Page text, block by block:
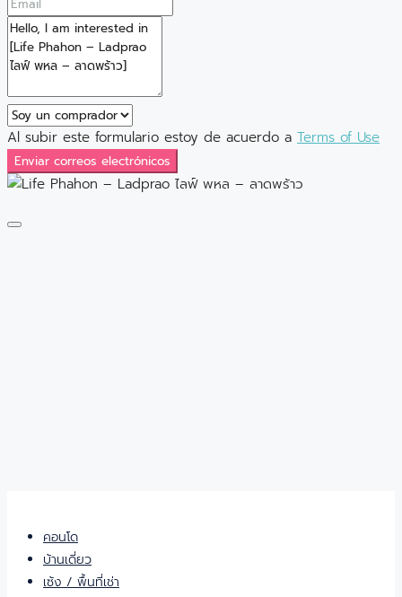
Al subir este formulario estoy de acuerdo a Terms of Use
Enviar correos electrónicos
คอนโด
บ้านเดี่ยว
เซ้ง / พื้นที่เช่า